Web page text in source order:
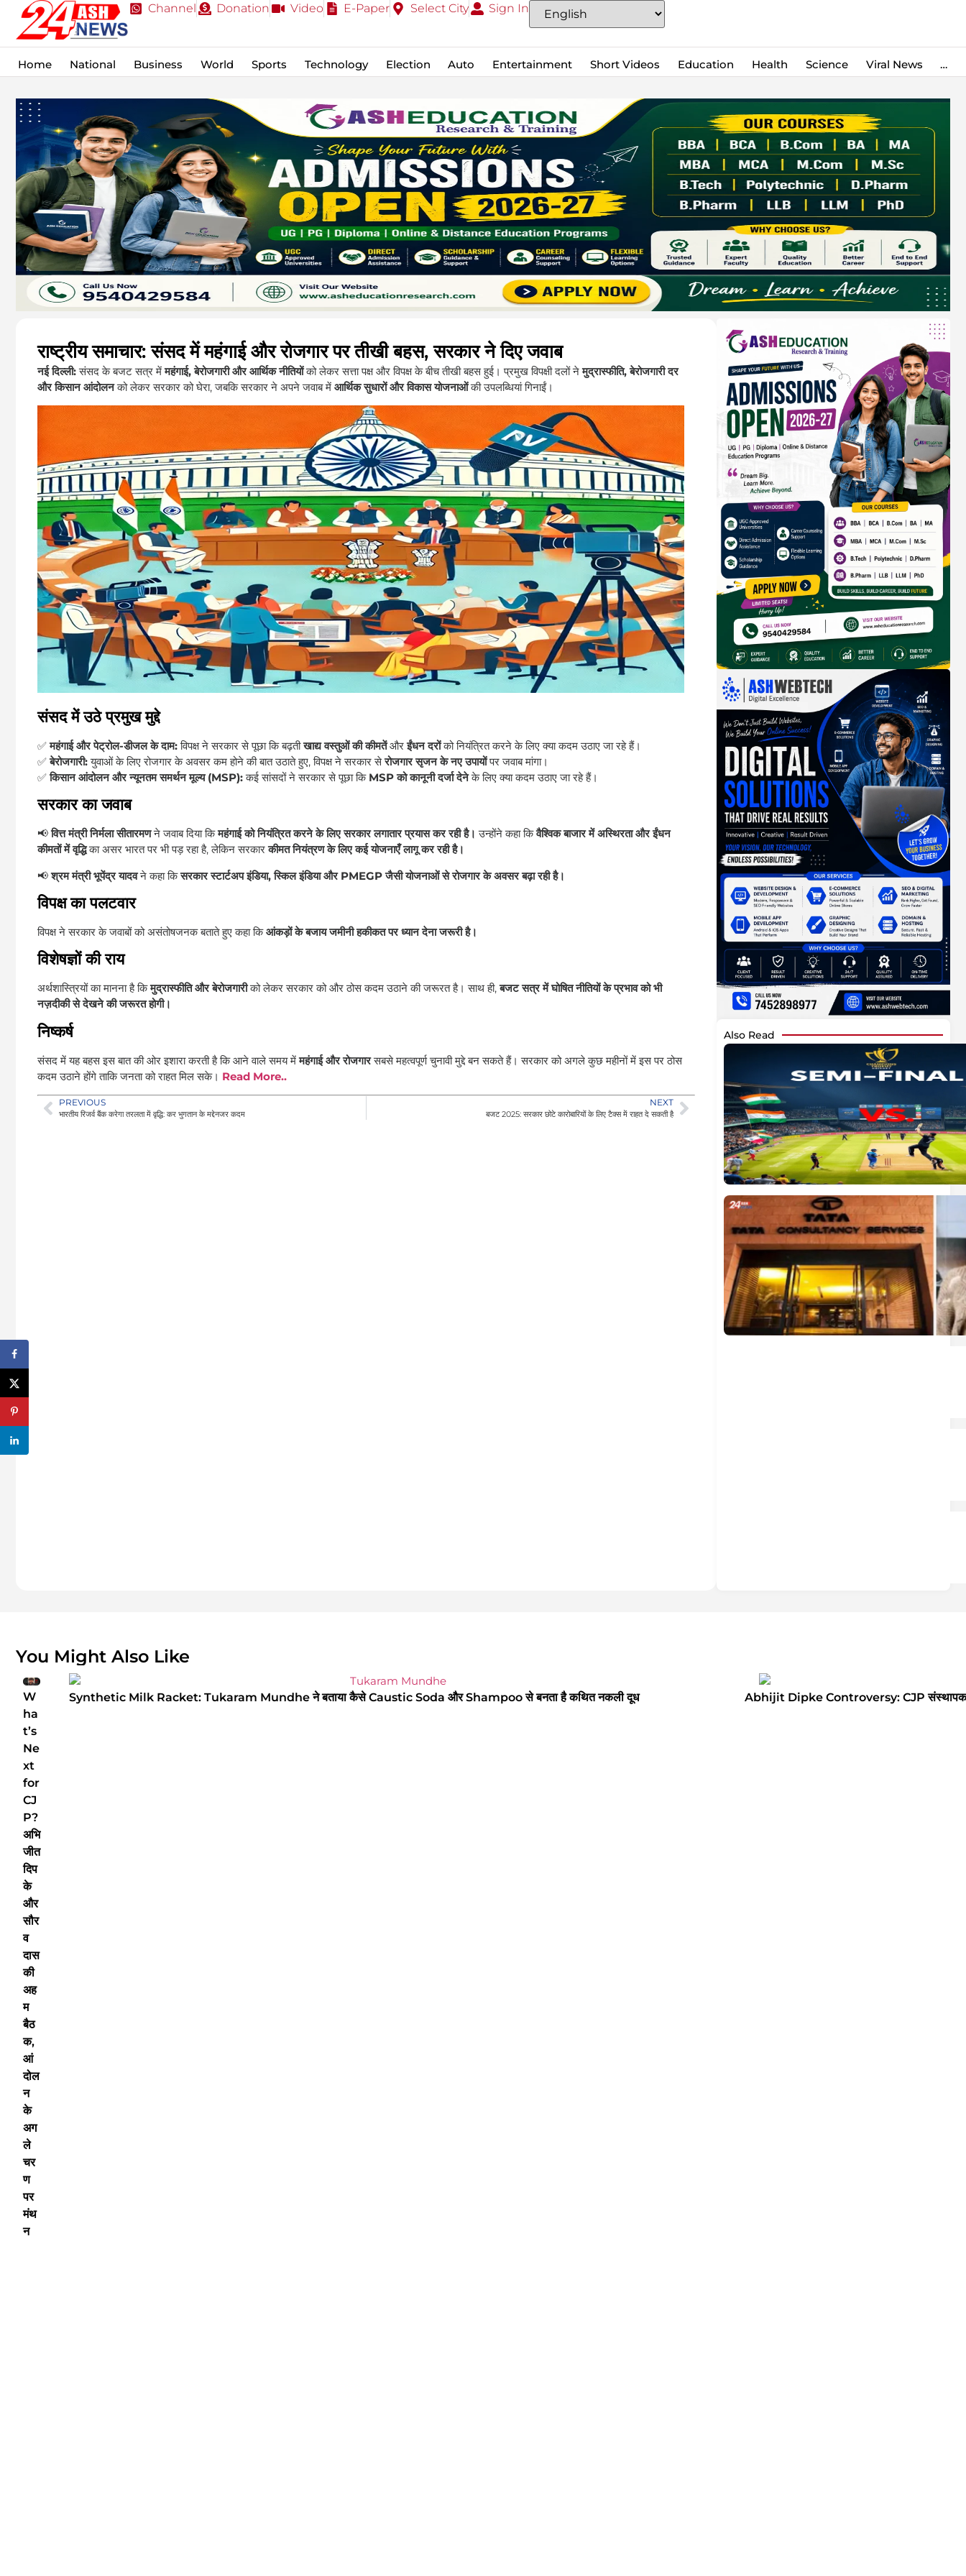
Channel Donation Video E-Paper Select City Sign In
Home National Business World Sports Technology Election Auto Entertainment Short Videos Education Health Science Viral News …
राष्ट्रीय समाचार: संसद में महंगाई और रोजगार पर तीखी बहस, सरकार ने दिए जवाब
नई दिल्ली:संसद के बजट सत्र मेंमहंगाई, बेरोजगारी और आर्थिक नीतियोंको लेकर सत्ता पक्ष और विपक्ष के बीच तीखी बहस हुई। प्रमुख विपक्षी दलों नेमुद्रास्फीति, बेरोजगारी दर
और किसान आंदोलनको लेकर सरकार को घेरा, जबकि सरकार ने अपने जवाब में आर्थिक सुधारों और विकास योजनाओंकी उपलब्धियां गिनाईं।
संसद में उठे प्रमुख मुद्दे
✅महंगाई और पेट्रोल-डीजल के दाम:विपक्ष ने सरकार से पूछा कि बढ़तीखाद्य वस्तुओं की कीमतेंऔरईंधन दरोंको नियंत्रित करने के लिए क्या कदम उठाए जा रहे हैं।
✅बेरोजगारी:युवाओं के लिए रोजगार के अवसर कम होने की बात उठाते हुए, विपक्ष ने सरकार सेरोजगार सृजन के नए उपायोंपर जवाब मांगा।
✅किसान आंदोलन और न्यूनतम समर्थन मूल्य (MSP):कई सांसदों ने सरकार से पूछा कि MSP को कानूनी दर्जा देनेके लिए क्या कदम उठाए जा रहे हैं।
सरकार का जवाब
📢वित्त मंत्री निर्मला सीतारमणने जवाब दिया किमहंगाई को नियंत्रित करने के लिए सरकार लगातार प्रयास कर रही है। उन्होंने कहा किवैश्विक बाजार में अस्थिरता और ईंधन
कीमतों में वृद्धिका असर भारत पर भी पड़ रहा है, लेकिन सरकारकीमत नियंत्रण के लिए कई योजनाएँ लागू कर रही है।
📢श्रम मंत्री भूपेंद्र यादवने कहा किसरकार स्टार्टअप इंडिया, स्किल इंडिया और PMEGP जैसी योजनाओं से रोजगार के अवसर बढ़ा रही है।
विपक्ष का पलटवार
विपक्ष ने सरकार के जवाबों को असंतोषजनक बताते हुए कहा किआंकड़ों के बजाय जमीनी हकीकत पर ध्यान देना जरूरी है।
विशेषज्ञों की राय
अर्थशास्त्रियों का मानना है किमुद्रास्फीति और बेरोजगारीको लेकर सरकार को और ठोस कदम उठाने की जरूरत है। साथ ही,बजट सत्र में घोषित नीतियों के प्रभाव को भी
नज़दीकी से देखने की जरूरत होगी।
निष्कर्ष
संसद में यह बहस इस बात की ओर इशारा करती है कि आने वाले समय मेंमहंगाई और रोजगारसबसे महत्वपूर्ण चुनावी मुद्दे बन सकते हैं। सरकार को अगले कुछ महीनों में इस पर ठोस
कदम उठाने होंगे ताकि जनता को राहत मिल सके। Read More..
PREVIOUS
भारतीय रिजर्व बैंक करेगा तरलता में वृद्धि: कर भुगतान के मद्देनजर कदम
NEXT
बजट 2025: सरकार छोटे कारोबारियों के लिए टैक्स में राहत दे सकती है
Also Read
You Might Also Like
W
ha
t’s
Ne
xt
for
CJ
P?
अभि
जीत
दिप
के
और
सौर
व
दास
की
अह
म
बैठ
क,
आं
दोल
न
के
अग
ले
चर
ण
पर
मंथ
न
Synthetic Milk Racket: Tukaram Mundhe ने बताया कैसे Caustic Soda और Shampoo से बनता है कथित नकली दूध Abhijit Dipke Controversy: CJP संस्थापक